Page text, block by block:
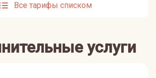
Все тарифы списком
услуги